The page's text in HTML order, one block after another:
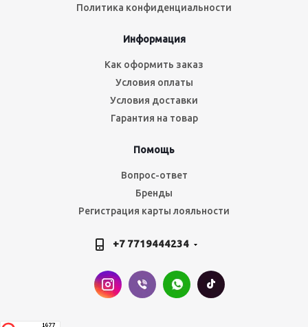
Политика конфиденциальности
Информация
Как оформить заказ
Условия оплаты
Условия доставки
Гарантия на товар
Помощь
Вопрос-ответ
Бренды
Регистрация карты лояльности
+7 7719444234